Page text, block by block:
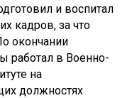
и воспитал
кадров, за что
окончании
работал в Военно-
на
должностях